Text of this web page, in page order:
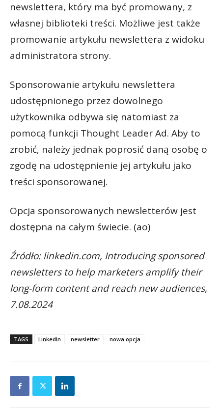
newslettera, który ma być promowany, z
własnej biblioteki treści. Możliwe jest także
promowanie artykułu newslettera z widoku
administratora strony.
Sponsorowanie artykułu newslettera
udostępnionego przez dowolnego
użytkownika odbywa się natomiast za
pomocą funkcji Thought Leader Ad. Aby to
zrobić, należy jednak poprosić daną osobę o
zgodę na udostępnienie jej artykułu jako
treści sponsorowanej.
Opcja sponsorowanych newsletterów jest
dostępna na całym świecie. (ao)
Źródło: linkedin.com, Introducing sponsored
newsletters to help marketers amplify their
long-form content and reach new audiences,
7.08.2024
TAGS LinkedIn newsletter nowa opcja